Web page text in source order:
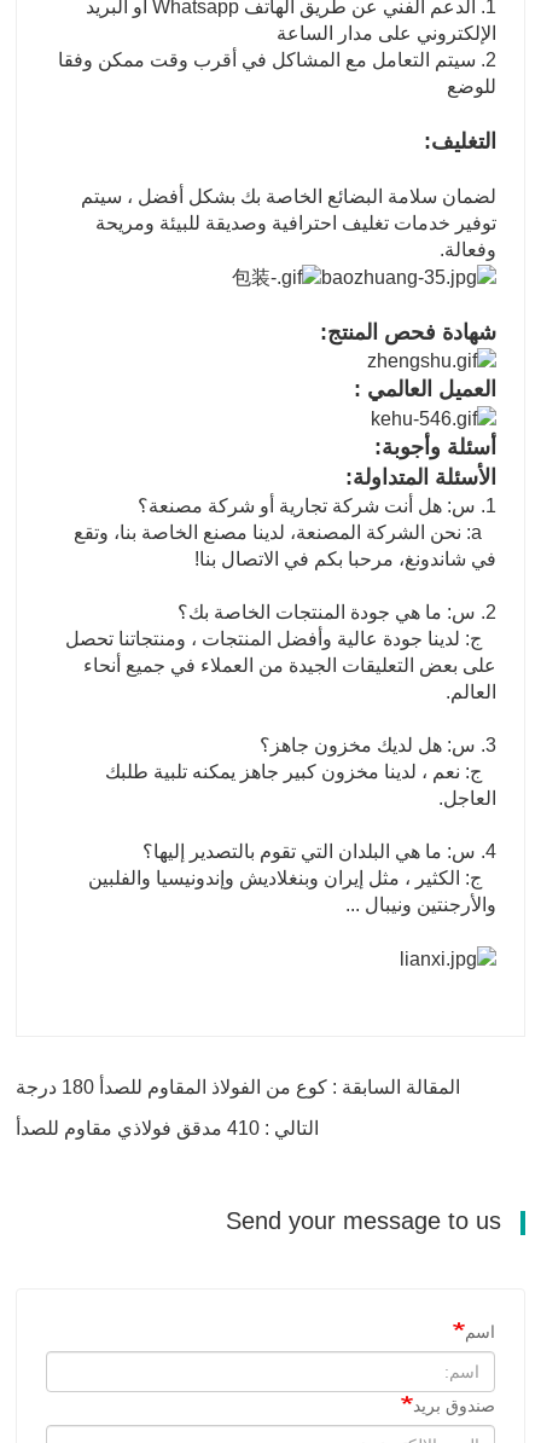
1. الدعم الفني عن طريق الهاتف Whatsapp أو البريد
الإلكتروني على مدار الساعة
2. سيتم التعامل مع المشاكل في أقرب وقت ممكن وفقا
للوضع
التغليف:
لضمان سلامة البضائع الخاصة بك بشكل أفضل ، سيتم
توفير خدمات تغليف احترافية وصديقة للبيئة ومريحة
وفعالة.
شهادة فحص المنتج:
العميل العالمي :
أسئلة وأجوبة:
الأسئلة المتداولة:
1. س: هل أنت شركة تجارية أو شركة مصنعة؟
a: نحن الشركة المصنعة، لدينا مصنع الخاصة بنا، وتقع
في شاندونغ، مرحبا بكم في الاتصال بنا!
2. س: ما هي جودة المنتجات الخاصة بك؟
ج: لدينا جودة عالية وأفضل المنتجات ، ومنتجاتنا تحصل
على بعض التعليقات الجيدة من العملاء في جميع أنحاء
العالم.
3. س: هل لديك مخزون جاهز؟
ج: نعم ، لدينا مخزون كبير جاهز يمكنه تلبية طلبك
العاجل.
4. س: ما هي البلدان التي تقوم بالتصدير إليها؟
ج: الكثير ، مثل إيران وبنغلاديش وإندونيسيا والفلبين
والأرجنتين ونيبال ...
المقالة السابقة : كوع من الفولاذ المقاوم للصدأ 180 درجة
التالي : 410 مدقق فولاذي مقاوم للصدأ
اسم
صندوق بريد